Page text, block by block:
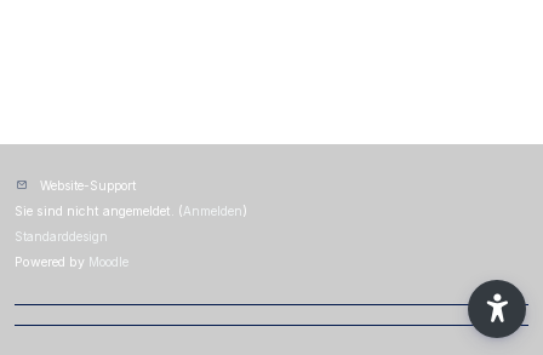
Website-Support
Sie sind nicht angemeldet. (Anmelden)
Standarddesign
Powered by Moodle